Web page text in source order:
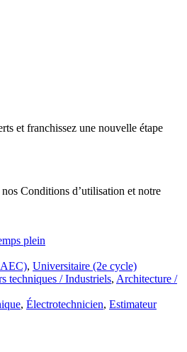
et franchissez une nouvelle étape
Conditions d’utilisation et notre
plein
, Universitaire (2e cycle)
techniques / Industriels, Architecture /
, Électrotechnicien, Estimateur